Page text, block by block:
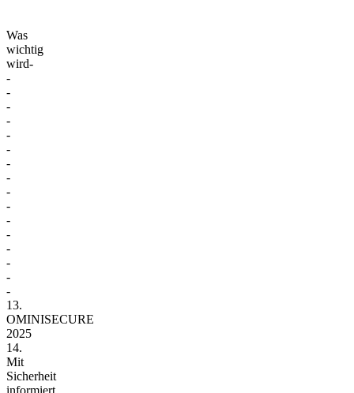
Was
wichtig
wird-
-
-
-
-
-
-
-
-
-
-
-
-
-
-
-
-
13.
OMINISECURE
2025
14.
Mit
Sicherheit
informiert